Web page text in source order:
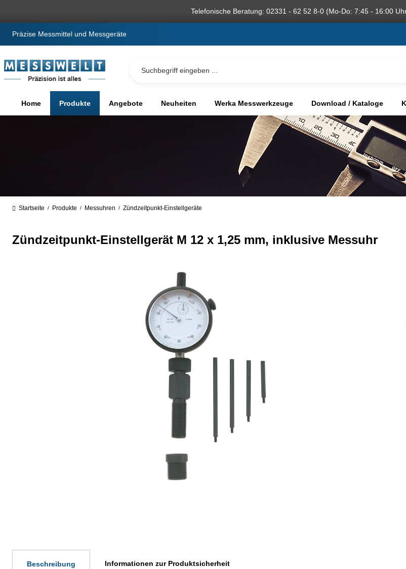
Telefonische Beratung: 02331 - 62 52 8-0 (Mo-Do: 7:45 - 16:00
Präzise Messmittel und Messgeräte
Home Produkte Angebote Neuheiten Werka Messwerkzeuge Download / Kataloge
Startseite / Produkte / Messuhren / Zündzeitpunkt-Einstellgeräte
Zündzeitpunkt-Einstellgerät M 12 x 1,25 mm, inklusive Messuhr
Beschreibung Informationen zur Produktsicherheit